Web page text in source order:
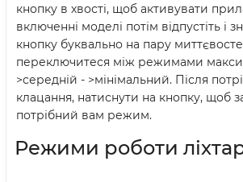
кнопку в хвості, щоб активувати
включенні моделі потім відпустіть і
кнопку буквально на пару
переключитеся між режимами
>середній - >мінімальний. Після
клацання, натиснути на кнопку, щоб
потрібний вам режим.
Режими роботи